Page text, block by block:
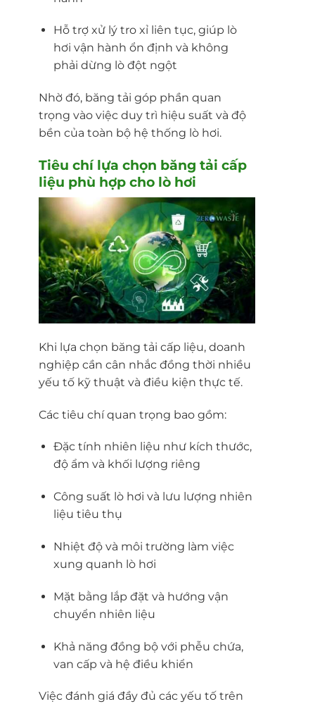
Hỗ trợ xử lý tro xỉ liên tục, giúp lò
hơi vận hành ổn định và không
phải dừng lò đột ngột
Nhờ đó, băng tải góp phần quan
trọng vào việc duy trì hiệu suất và độ
bền của toàn bộ hệ thống lò hơi.
Tiêu chí lựa chọn băng tải cấp
liệu phù hợp cho lò hơi
Khi lựa chọn băng tải cấp liệu, doanh
nghiệp cần cân nhắc đồng thời nhiều
yếu tố kỹ thuật và điều kiện thực tế.
Các tiêu chí quan trọng bao gồm:
Đặc tính nhiên liệu như kích thước,
độ ẩm và khối lượng riêng
Công suất lò hơi và lưu lượng nhiên
liệu tiêu thụ
Nhiệt độ và môi trường làm việc
xung quanh lò hơi
Mặt bằng lắp đặt và hướng vận
chuyển nhiên liệu
Khả năng đồng bộ với phễu chứa,
van cấp và hệ điều khiển
Việc đánh giá đầy đủ các yếu tố trên